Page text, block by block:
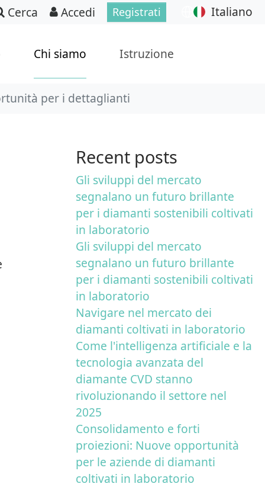
Cerca Accedi Registrati Italiano
Chi siamo Istruzione
per i dettaglianti
Recent posts
Gli sviluppi del mercato
segnalano un futuro brillante
per i diamanti sostenibili coltivati
in laboratorio
Gli sviluppi del mercato
segnalano un futuro brillante
per i diamanti sostenibili coltivati
in laboratorio
Navigare nel mercato dei
diamanti coltivati in laboratorio
Come l'intelligenza artificiale e la
tecnologia avanzata del
diamante CVD stanno
rivoluzionando il settore nel
2025
Consolidamento e forti
proiezioni: Nuove opportunità
per le aziende di diamanti
coltivati in laboratorio